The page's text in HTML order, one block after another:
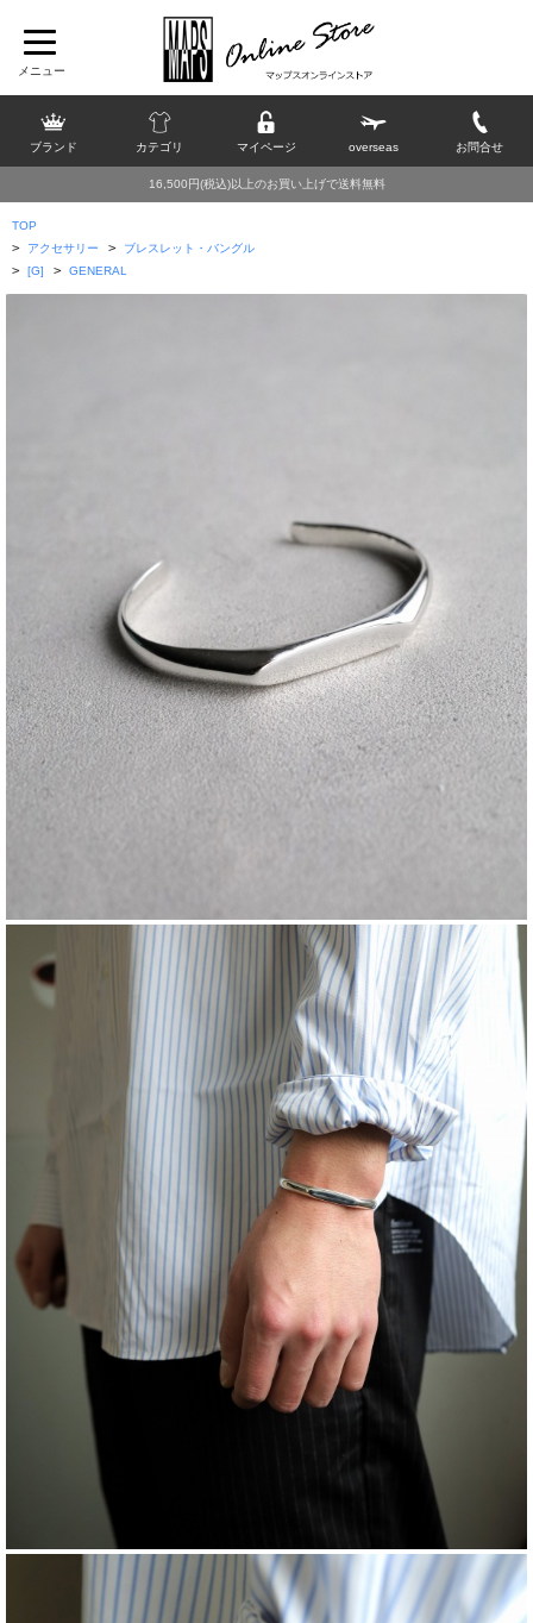
ブランド カテゴリ マイページ overseas お問合せ
16,500円(税込)以上のお買い上げで送料無料
TOP
> アクセサリー > ブレスレット・バングル
> [G] > GENERAL